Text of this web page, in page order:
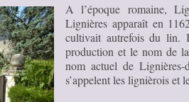
A l’époque romaine,
Lignières apparaît en
cultivait autrefois du lin.
production et le nom de
nom actuel de
s’appelent les lignièrois et